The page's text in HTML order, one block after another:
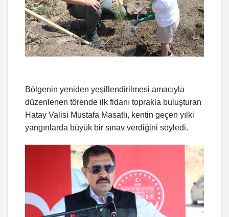
Bölgenin yeniden yeşillendirilmesi amacıyla
düzenlenen törende ilk fidanı toprakla buluşturan
Hatay Valisi Mustafa Masatlı, kentin geçen yılki
yangınlarda büyük bir sınav verdiğini söyledi.